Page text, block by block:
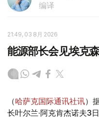
编译
21:49, 03 8月 2026
能源部长会见埃克
（哈萨克国际通讯社讯）
长叶尔兰·阿克肯杰诺夫3